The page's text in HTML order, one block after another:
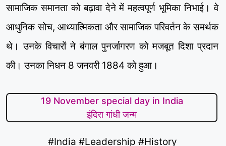
सामाजिक समानता को बढ़ावा देने में महत्वपूर्ण भूमिका निभाई। वे
आधुनिक सोच, आध्यात्मिकता और सामाजिक परिवर्तन के समर्थक
थे। उनके विचारों ने बंगाल पुनर्जागरण को मजबूत दिशा प्रदान
की। उनका निधन 8 जनवरी 1884 को हुआ।
19 November special day in India
इंदिरा गांधी जन्म
#India #Leadership #History